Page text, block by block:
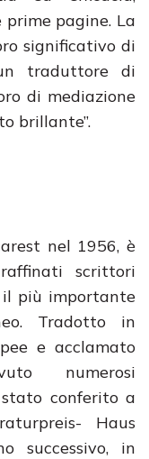
pagine. La
significativo di
traduttore di
di mediazione
brillante”.
nel 1956, è
scrittori
il più importante
Tradotto in
e acclamato
numerosi
conferito a
Haus
successivo, in